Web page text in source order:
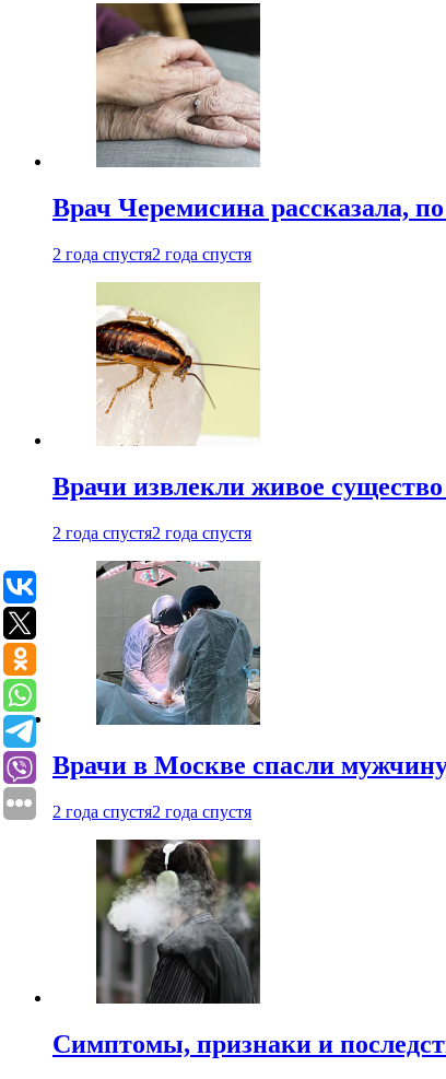
Врач Черемисина рассказала,
2 года спустя2 года спустя
Врачи извлекли живое
2 года спустя2 года спустя
Врачи в Москве спасли
2 года спустя2 года спустя
Симптомы, признаки и